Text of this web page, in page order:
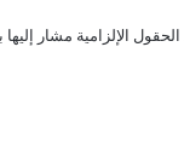
الحقول الإلزامية مشار إليها